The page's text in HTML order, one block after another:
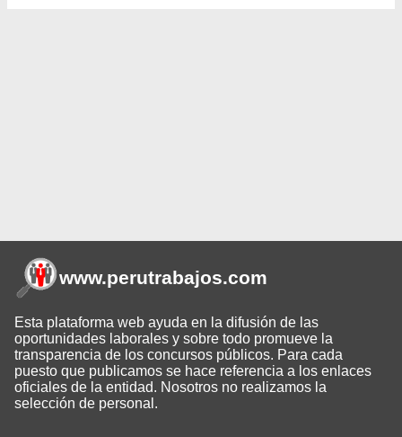
www.perutrabajos.com
Esta plataforma web ayuda en la difusión de las
oportunidades laborales y sobre todo promueve la
transparencia de los concursos públicos. Para cada
puesto que publicamos se hace referencia a los enlaces
oficiales de la entidad. Nosotros no realizamos la
selección de personal.